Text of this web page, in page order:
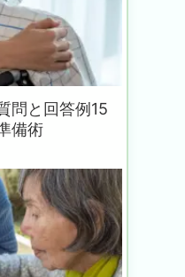
問と回答例15
備術